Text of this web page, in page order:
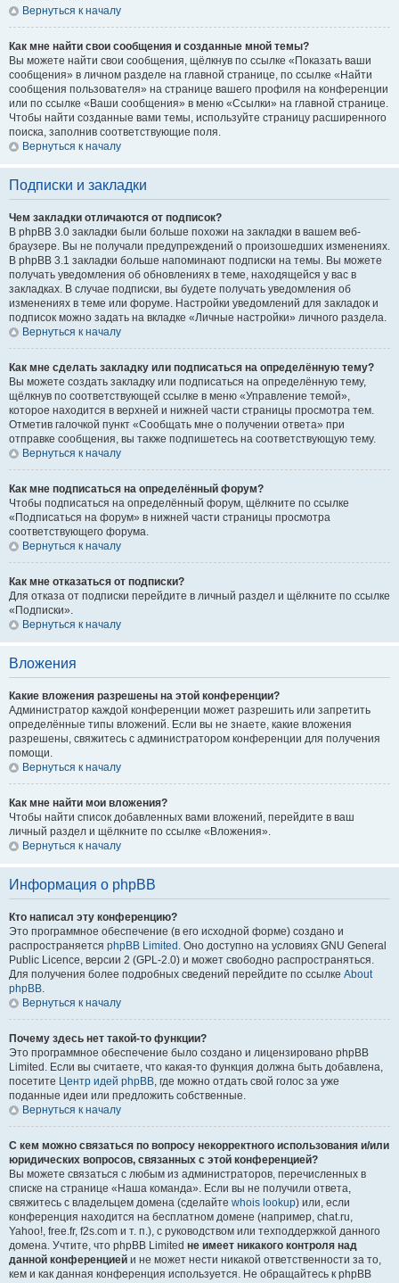
Вернуться к началу
Как мне найти свои сообщения и созданные мной темы?
Вы можете найти свои сообщения, щёлкнув по ссылке «Показать ваши
сообщения» в личном разделе на главной странице, по ссылке «Найти
сообщения пользователя» на странице вашего профиля на конференции
или по ссылке «Ваши сообщения» в меню «Ссылки» на главной странице.
Чтобы найти созданные вами темы, используйте страницу расширенного
поиска, заполнив соответствующие поля.
Вернуться к началу
Подписки и закладки
Чем закладки отличаются от подписок?
В phpBB 3.0 закладки были больше похожи на закладки в вашем веб-
браузере. Вы не получали предупреждений о произошедших изменениях.
В phpBB 3.1 закладки больше напоминают подписки на темы. Вы можете
получать уведомления об обновлениях в теме, находящейся у вас в
закладках. В случае подписки, вы будете получать уведомления об
изменениях в теме или форуме. Настройки уведомлений для закладок и
подписок можно задать на вкладке «Личные настройки» личного раздела.
Вернуться к началу
Как мне сделать закладку или подписаться на определённую тему?
Вы можете создать закладку или подписаться на определённую тему,
щёлкнув по соответствующей ссылке в меню «Управление темой»,
которое находится в верхней и нижней части страницы просмотра тем.
Отметив галочкой пункт «Сообщать мне о получении ответа» при
отправке сообщения, вы также подпишетесь на соответствующую тему.
Вернуться к началу
Как мне подписаться на определённый форум?
Чтобы подписаться на определённый форум, щёлкните по ссылке
«Подписаться на форум» в нижней части страницы просмотра
соответствующего форума.
Вернуться к началу
Как мне отказаться от подписки?
Для отказа от подписки перейдите в личный раздел и щёлкните по ссылке
«Подписки».
Вернуться к началу
Вложения
Какие вложения разрешены на этой конференции?
Администратор каждой конференции может разрешить или запретить
определённые типы вложений. Если вы не знаете, какие вложения
разрешены, свяжитесь с администратором конференции для получения
помощи.
Вернуться к началу
Как мне найти мои вложения?
Чтобы найти список добавленных вами вложений, перейдите в ваш
личный раздел и щёлкните по ссылке «Вложения».
Вернуться к началу
Информация о phpBB
Кто написал эту конференцию?
Это программное обеспечение (в его исходной форме) создано и
распространяется phpBB Limited . Оно доступно на условиях GNU General
Public Licence, версии 2 (GPL-2.0) и может свободно распространяться.
Для получения более подробных сведений перейдите по ссылке About
phpBB.
Вернуться к началу
Почему здесь нет такой-то функции?
Это программное обеспечение было создано и лицензировано phpBB
Limited. Если вы считаете, что какая-то функция должна быть добавлена,
посетите Центр идей phpBB, где можно отдать свой голос за уже
поданные идеи или предложить собственные.
Вернуться к началу
С кем можно связаться по вопросу некорректного использования и/или
юридических вопросов, связанных с этой конференцией?
Вы можете связаться с любым из администраторов, перечисленных в
списке на странице «Наша команда». Если вы не получили ответа,
свяжитесь с владельцем домена (сделайте whois lookup) или, если
конференция находится на бесплатном домене (например, chat.ru,
Yahoo!, free.fr, f2s.com и т. п.), с руководством или техподдержкой данного
домена. Учтите, что phpBB Limited не имеет никакого контроля над
данной конференцией и не может нести никакой ответственности за то,
кем и как данная конференция используется. Не обращайтесь к phpBB